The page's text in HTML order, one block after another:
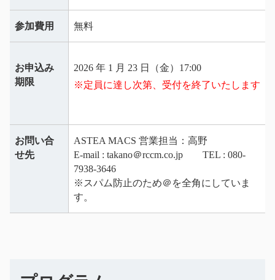
参加費用 無料
お申込み
期限
2026 年 1 月 23 日（金）17:00
※定員に達し次第、受付を終了いたします
お問い合
せ先
ASTEA MACS 営業担当：高野
E-mail : takano＠rccm.co.jp TEL : 080-
7938-3646
※スパム防止のため＠を全角にしていま
す。